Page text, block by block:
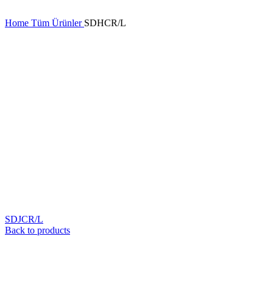
Home Tüm Ürünler SDHCR/L
SDJCR/L
Back to products